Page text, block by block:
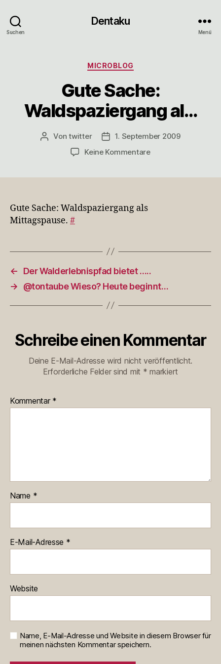
Suchen
Dentaku
Menü
Kategorien
MICROBLOG
Gute Sache:
Waldspaziergang al…
Beitragsautor
Vontwitter Veröffentlichungsdatum
1. September 2009
Keine Kommentarezu
Gute Sache: Waldspaziergang als
Mittagspause. #
←
Der Walderlebnispfad bietet …..
→
@tontaube Wieso? Heute beginnt…
Schreibe einen Kommentar
Deine E-Mail-Adresse wird nicht veröffentlicht.
Erforderliche Felder sind mit * markiert
Kommentar *
Name *
E-Mail-Adresse *
Website
Name, E-Mail-Adresse und Website in diesem Browser für
meinen nächsten Kommentar speichern.